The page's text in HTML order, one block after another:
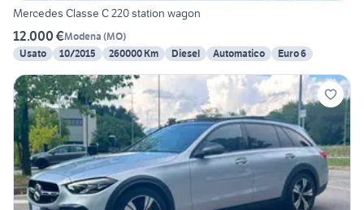
Mercedes Classe C 220 station wagon
12.000 €Modena (MO)
Usato
10/2015 260000 Km Diesel Automatico Euro 6